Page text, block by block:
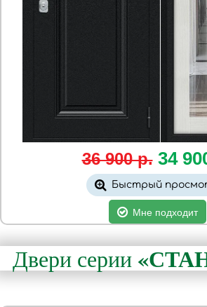
36 900 р. 34
Быстрый
Мне подходит
Двери серии